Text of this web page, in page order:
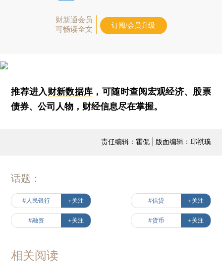
财新通会员
可畅读全文
订阅/会员升级
推荐进入财新数据库 ，可随时查阅宏观经济、股票
债券、公司人物，财经信息尽在掌握。
责任编辑：霍侃 | 版面编辑：邱祺璞
话题：
#人民银行 +关注 #信贷 +关注
#融资 +关注 #货币 +关注
相关阅读